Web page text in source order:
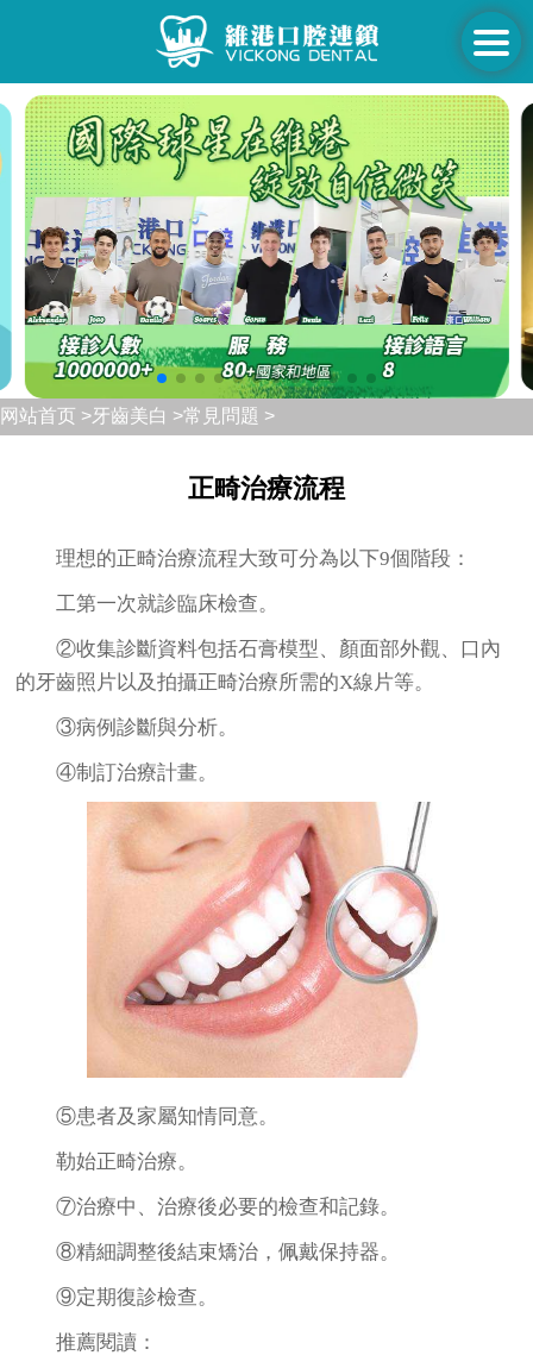
网站首页 >牙齒美白 >常見問題 >
正畸治療流程
理想的正畸治療流程大致可分為以下9個階段：
工第一次就診臨床檢查。
②收集診斷資料包括石膏模型、顏面部外觀、口內
的牙齒照片以及拍攝正畸治療所需的X線片等。
③病例診斷與分析。
④制訂治療計畫。
⑤患者及家屬知情同意。
勒始正畸治療。
⑦治療中、治療後必要的檢查和記錄。
⑧精細調整後結束矯治，佩戴保持器。
⑨定期復診檢查。
推薦閱讀：